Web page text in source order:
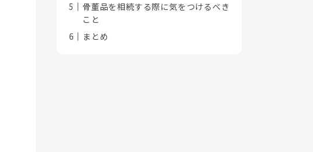
骨董品を相続する際に気をつけるべき
こと
まとめ